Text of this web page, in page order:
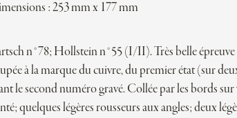
: 253 mm x 177 mm
n°78; Hollstein n°55 (I/II). Très belle épreuve
à la marque du cuivre, du premier état (sur
le second numéro gravé. Collée par les bords sur
quelques légères rousseurs aux angles; deux